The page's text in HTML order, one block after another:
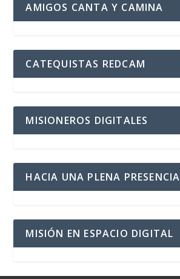
AMIGOS CANTA Y CAMINA
CATEQUISTAS REDCAM
MISIONEROS DIGITALES
HACIA UNA PLENA PRESENCIA
MISIÓN EN ESPACIO DIGITAL